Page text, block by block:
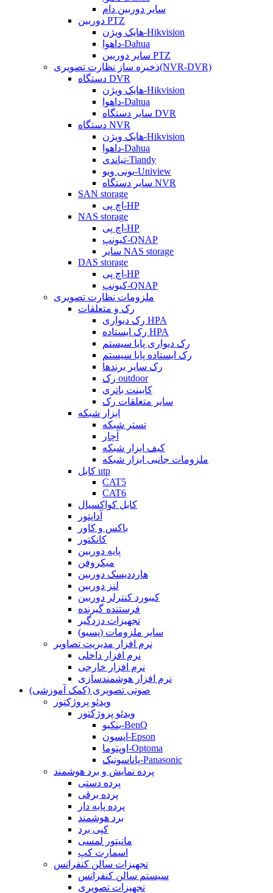
سایر دوربین دام
دوربین PTZ
هایک ویژن-Hikvision
داهوا-Dahua
سایر دوربین PTZ
ذخیره ساز نظارت تصویری(NVR-DVR)
دستگاه DVR
هایک ویژن-Hikvision
داهوا-Dahua
سایر دستگاه DVR
دستگاه NVR
هایک ویژن-Hikvision
داهوا-Dahua
تیاندی-Tiandy
یونی ویو-Uniview
سایر دستگاه NVR
SAN storage
اچ پی-HP
NAS storage
اچ پی-HP
کیونپ-QNAP
سایر NAS storage
DAS storage
اچ پی-HP
کیونپ-QNAP
ملزومات نظارت تصویری
رک و متعلقات
رک دیواری HPA
رک ایستاده HPA
رک دیواری پایا سیستم
رک ایستاده پایا سیستم
رک سایر برندها
رک outdoor
کابینت باتری
سایر متعلقات رک
ابزار شبکه
تستر شبکه
آچار
کیف ابزار شبکه
ملزومات جانبی ابزار شبکه
کابل utp
CAT5
CAT6
کابل کواکسیال
آداپتور
باکس و کاور
کانکتور
پایه دوربین
میکروفن
هارددیسک دوربین
لنز دوربین
کیبورد کنترلر دوربین
فرستنده گیرنده
تجهیزات دزدگیر
سایر ملزومات (پسیو)
نرم افزار مدیریت تصاویر
نرم افزار داخلی
نرم افزار خارجی
نرم افزار هوشمندسازی
صوتی تصویری (کمک آموزشی)
ویدئو پروژکتور
ویدئو پروژکتور
بنکیو-BenQ
اپسون-Epson
اوپتوما-Optoma
پاناسونیک-Panasonic
پرده نمایش و برد هوشمند
پرده دستی
پرده برقی
پرده پایه دار
برد هوشمند
کپی برد
مانیتور لمسی
اسمارت کپ
تجهیزات سالن کنفرانس
سیستم سالن کنفرانس
تجهیزات تصویری